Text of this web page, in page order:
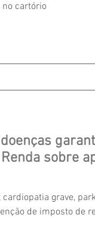
cartório
sobre
grave,
de imposto de